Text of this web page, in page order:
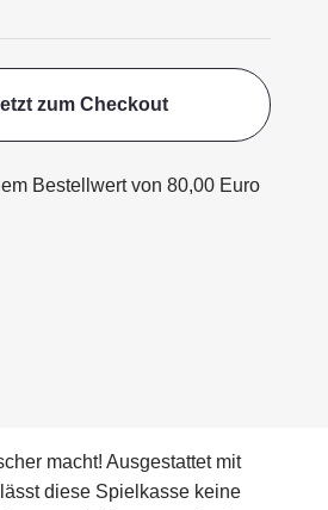
zum Checkout
Bestellwert von 80,00 Euro
macht! Ausgestattet mit
diese Spielkasse keine